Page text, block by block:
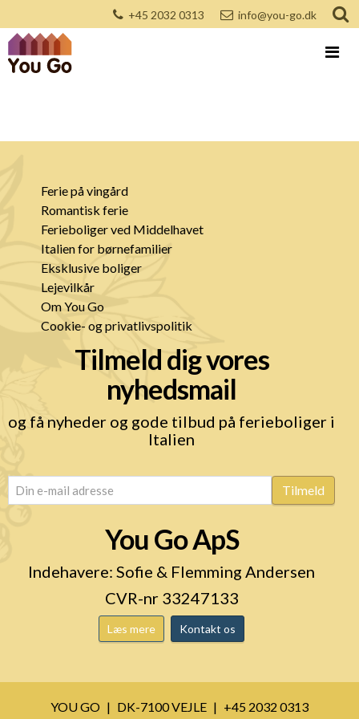
+45 2032 0313 info@you-go.dk
Ferie på vingård
Romantisk ferie
Ferieboliger ved Middelhavet
Italien for børnefamilier
Eksklusive boliger
Lejevilkår
Om You Go
Cookie- og privatlivspolitik
Tilmeld dig vores
nyhedsmail
og få nyheder og gode tilbud på ferieboliger i
Italien
email (Påkrævet) Tilmeld
You Go ApS
Indehavere: Sofie & Flemming Andersen
CVR-nr 33247133
Læs mere Kontakt os
YOU GO DK-7100 VEJLE
+45 2032 0313